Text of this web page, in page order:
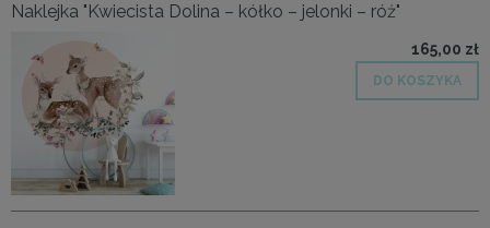
Naklejka "Kwiecista Dolina – kółko – jelonki – róż"
165,00 zł
DO KOSZYKA